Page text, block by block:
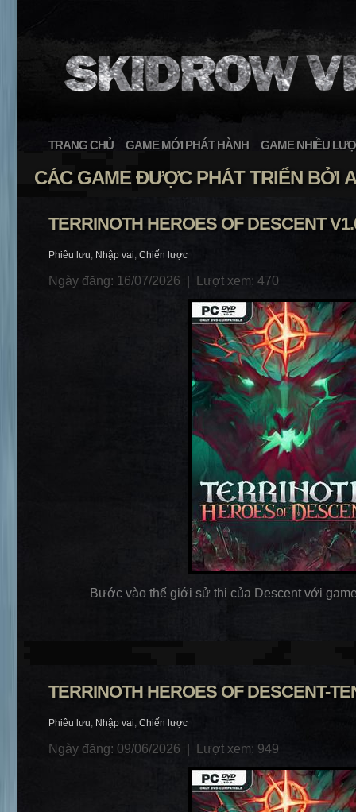
TRANG CHỦ GAME MỚI PHÁT HÀNH GAME NHIỀU
CÁC GAME ĐƯỢC PHÁT TRIỂN BỞI
TERRINOTH HEROES OF DESCENT
Phiêu lưu, Nhập vai, Chiến lược
Ngày đăng: 16/07/2026 | Lượt xem: 470
Bước vào thế giới sử thi của Descent với
TERRINOTH HEROES OF DESCENT-
Phiêu lưu, Nhập vai, Chiến lược
Ngày đăng: 09/06/2026 | Lượt xem: 949